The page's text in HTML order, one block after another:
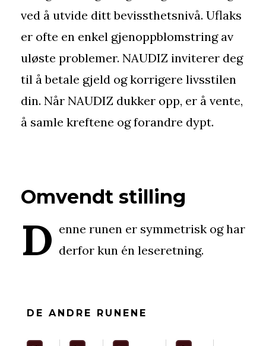
ved å utvide ditt bevissthetsnivå. Uflaks
er ofte en enkel gjenoppblomstring av
uløste problemer. NAUDIZ inviterer deg
til å betale gjeld og korrigere livsstilen
din. Når NAUDIZ dukker opp, er å vente,
å samle kreftene og forandre dypt.
Omvendt stilling
D enne runen er symmetrisk og har
derfor kun én leseretning.
DE ANDRE RUNENE